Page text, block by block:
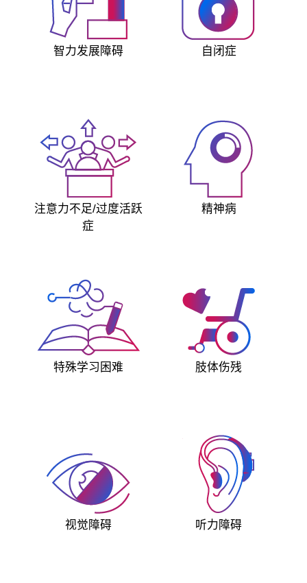
智力发展障碍 自闭症
注意力不足/过度活跃
症
精神病
特殊学习困难 肢体伤残
视觉障碍 听力障碍